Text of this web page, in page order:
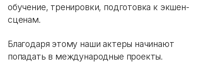
обучение, тренировки, подготовка к экшен-
сценам.
Благодаря этому наши актеры начинают
попадать в международные проекты.